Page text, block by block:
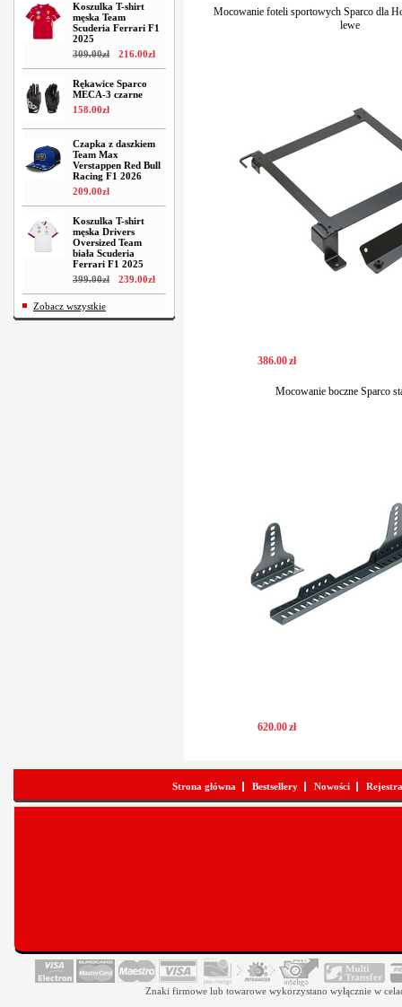
Koszulka T-shirt
męska Team
Scuderia Ferrari F1
2025
309.00zł 216.00zł
Rękawice Sparco
MECA-3 czarne
158.00zł
Czapka z daszkiem
Team Max
Verstappen Red Bull
Racing F1 2026
209.00zł
Koszulka T-shirt
męska Drivers
Oversized Team
biała Scuderia
Ferrari F1 2025
399.00zł 239.00zł
Zobacz wszystkie
Mocowanie foteli sportowych Sparco dla
lewe
386.00zł
Mocowanie boczne Sparco
620.00zł
Strona główna Bestsellery Nowości
Znaki firmowe lub towarowe wykorzystano wyłącznie w